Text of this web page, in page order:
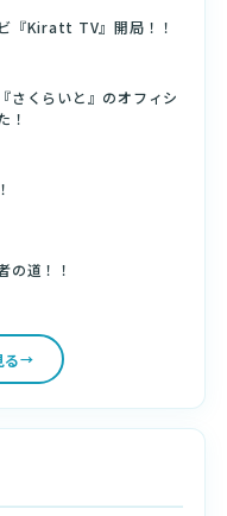
『Kiratt TV』開局！！
さくらいと』のオフィシ
！
道！！
る